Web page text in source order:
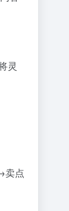
灵
卖点